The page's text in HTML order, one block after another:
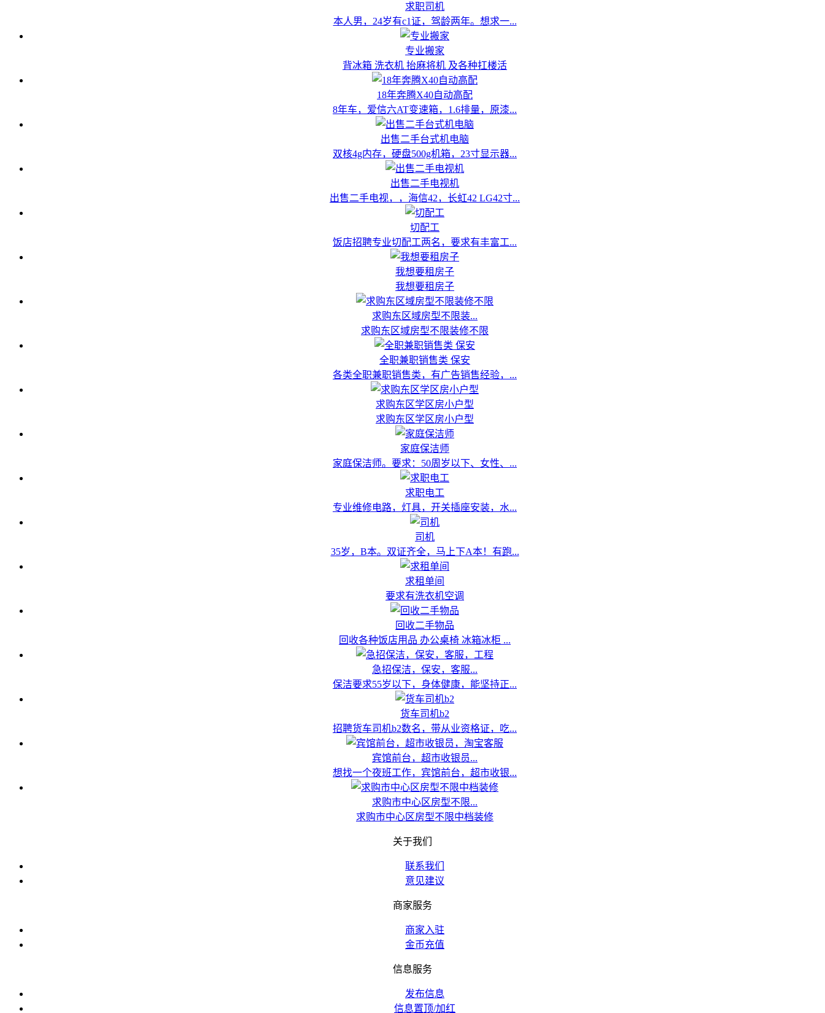
求职司机
本人男，24岁有c1证，驾龄两年。想求一...
专业搬家
背冰箱 洗衣机 抬麻将机 及各种扛楼活
18年奔腾X40自动高配
8年车，爱信六AT变速箱，1.6排量，原漆...
出售二手台式机电脑
双核4g内存，硬盘500g机箱，23寸显示器...
出售二手电视机
出售二手电视，，海信42，长虹42 LG42寸...
切配工
饭店招聘专业切配工两名，要求有丰富工...
我想要租房子
我想要租房子
求购东区域房型不限装...
求购东区域房型不限装修不限
全职兼职销售类 保安
各类全职兼职销售类，有广告销售经验，...
求购东区学区房小户型
求购东区学区房小户型
家庭保洁师
家庭保洁师。要求：50周岁以下、女性、...
求职电工
专业维修电路，灯具，开关插座安装，水...
司机
35岁，B本。双证齐全，马上下A本！有跑...
求租单间
要求有洗衣机空调
回收二手物品
回收各种饭店用品 办公桌椅 冰箱冰柜 ...
急招保洁，保安，客服...
保洁要求55岁以下，身体健康，能坚持正...
货车司机b2
招聘货车司机b2数名，带从业资格证，吃...
宾馆前台，超市收银员...
想找一个夜班工作，宾馆前台，超市收银...
求购市中心区房型不限...
求购市中心区房型不限中档装修
关于我们
联系我们
意见建议
商家服务
商家入驻
金币充值
信息服务
发布信息
信息置顶/加红